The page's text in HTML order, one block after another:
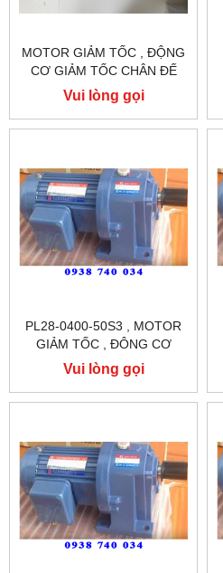
MOTOR GIẢM TỐC , ĐỘNG
CƠ GIẢM TỐC CHÂN ĐẾ
Vui lòng gọi
PL28-0400-50S3 , MOTOR
GIẢM TỐC , ĐÔNG CƠ
GIẢM TỐC CHÂN ĐẾ
TUNGLEE
Vui lòng gọi